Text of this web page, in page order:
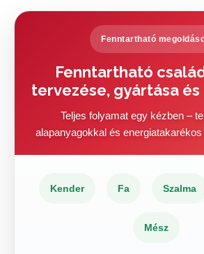
Fenntartható
Fenntartható
tervezése, gyártása
Teljes folyamat egy kézben –
alapanyagokkal és
Kender Fa Szalma
Mész